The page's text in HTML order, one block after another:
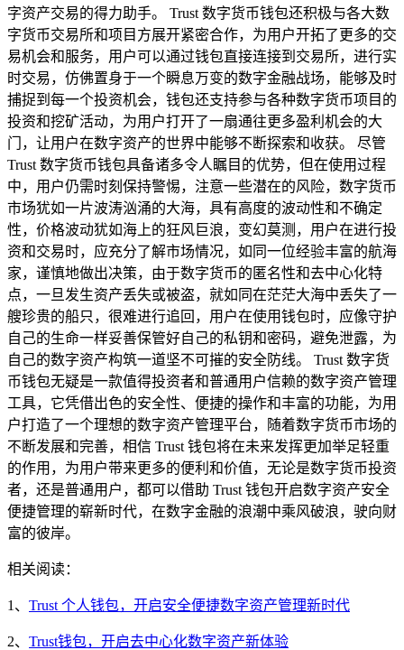
字资产交易的得力助手。 Trust 数字货币钱包还积极与各大数
字货币交易所和项目方展开紧密合作，为用户开拓了更多的交
易机会和服务，用户可以通过钱包直接连接到交易所，进行实
时交易，仿佛置身于一个瞬息万变的数字金融战场，能够及时
捕捉到每一个投资机会，钱包还支持参与各种数字货币项目的
投资和挖矿活动，为用户打开了一扇通往更多盈利机会的大
门，让用户在数字资产的世界中能够不断探索和收获。 尽管
Trust 数字货币钱包具备诸多令人瞩目的优势，但在使用过程
中，用户仍需时刻保持警惕，注意一些潜在的风险，数字货币
市场犹如一片波涛汹涌的大海，具有高度的波动性和不确定
性，价格波动犹如海上的狂风巨浪，变幻莫测，用户在进行投
资和交易时，应充分了解市场情况，如同一位经验丰富的航海
家，谨慎地做出决策，由于数字货币的匿名性和去中心化特
点，一旦发生资产丢失或被盗，就如同在茫茫大海中丢失了一
艘珍贵的船只，很难进行追回，用户在使用钱包时，应像守护
自己的生命一样妥善保管好自己的私钥和密码，避免泄露，为
自己的数字资产构筑一道坚不可摧的安全防线。 Trust 数字货
币钱包无疑是一款值得投资者和普通用户信赖的数字资产管理
工具，它凭借出色的安全性、便捷的操作和丰富的功能，为用
户打造了一个理想的数字资产管理平台，随着数字货币市场的
不断发展和完善，相信 Trust 钱包将在未来发挥更加举足轻重
的作用，为用户带来更多的便利和价值，无论是数字货币投资
者，还是普通用户，都可以借助 Trust 钱包开启数字资产安全
便捷管理的崭新时代，在数字金融的浪潮中乘风破浪，驶向财
富的彼岸。
相关阅读：
1、 Trust 个人钱包，开启安全便捷数字资产管理新时代
2、 Trust钱包，开启去中心化数字资产新体验